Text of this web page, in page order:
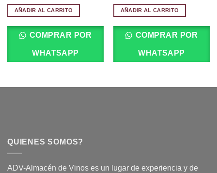
AÑADIR AL CARRITO
COMPRAR POR
WHATSAPP
AÑADIR AL CARRITO
COMPRAR POR
WHATSAPP
QUIENES SOMOS?
ADV-Almacén de Vinos es un lugar de experiencia y de